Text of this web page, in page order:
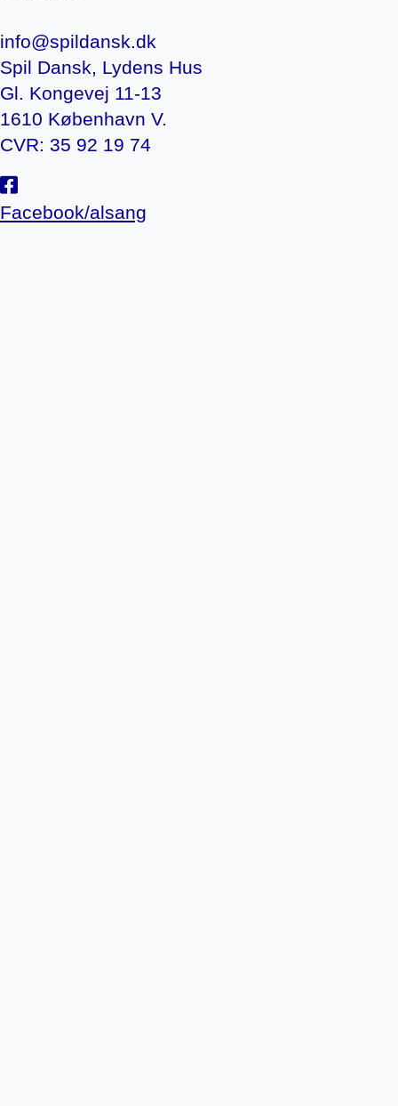
info@spildansk.dk
Spil Dansk, Lydens Hus
Gl. Kongevej 11-13
1610 København V.
CVR: 35 92 19 74
Facebook/alsang